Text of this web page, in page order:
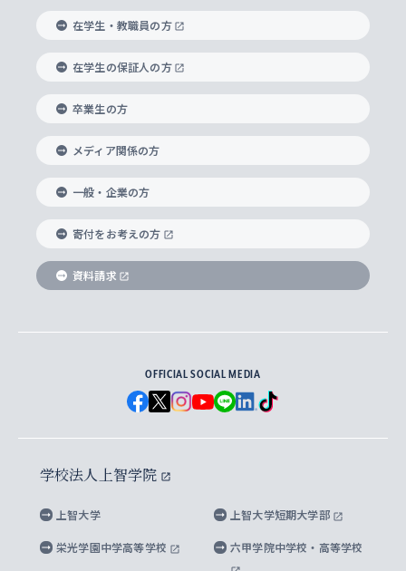
経済学部
外国語学部
総合グローバル学部
国際教養学部
理工学部
Futures） – 持続可能な未来を考える６学科連携
身体知
思考と表現
データサイエンス
グローバル教育センター
上智大学で学ぶ
海外で学ぶ
学びのサポート
大学院
神学研究科
実践宗教学研究科
総合人間科学研究科
経済学研究科
グローバル・スタディーズ研究科
助産学専攻科
生涯学習
国際言語情報研究所
グローバル・コンサーン研究所
比較文化研究所
ヨーロッパ研究所
アジア文化研究所
アメリカ・カナダ研究所
メディア・ジャーナリズム研究所
水稀少社会研究センター
先進機械・構造材料イノベーションセンター
研究支援制度
重点領域研究・自由課題研究
研究活動に関する法令・研究費の使用について
ボランティア活動
学生の相談窓口
心身の健康相談
ハラスメント防止の取り組み
障がいのある学生への支援
キャリア形成サポート
キャリア形成支援プログラム
就職（内定先）・進路統計
企業の採用ご担当者様へのご案内
住まいのサポート
科目等履修生
研究生・外国人特別研究生・国費留学生
交換留学生(海外大学から上智大学で学ぶ)
ノンディグリー生
Sophia Short-term Program受講生
学費・奨学金
学部入学前に出願する奨学金
国による高等教育の修学支援新制度
大学院生対象の奨学金
海外留学する際の費用と奨学金
学長・副学長紹介
上智大学の精神
上智大学の理念
上智大学の沿革
ソフィア・アーカイブズ
上智大学とカトリック
グローバルエンゲージメント
上智大学を訪れた世界の知性
国連Weeks・アフリカWeeks
ダイバーシティ＆サステナビリティへの取り組み
上智大学公式ソーシャルメディア
学校法人上智学院について
数字で見る上智大学
上智大学のネットワーク
父母・保証人とのネットワーク
学外とのネットワーク
上智大学の出版物
上智大学大学案内・大学院案内
英文広報誌 SOPHIA magazine
上智大学のビジュアル・アイデンティティ
上智大学ビジュアル・アイデンティティ
上智大学校歌 ・上智大学学生歌
上智大学への取材・キャンパスでの撮影について
上智大学の公開情報
上智大学の教育研究活動等の情報公表
キャンパス案内
在学生・教職員の方
在学生の保証人の方
卒業生の方
メディア関係の方
一般・企業の方
寄付をお考えの方
資料請求
OFFICIAL SOCIAL MEDIA
学校法人上智学院
上智大学 上智大学短期大学部
栄光学園中学高等学校 六甲学院中学校・高等学校